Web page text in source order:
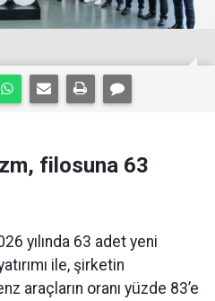
filosuna 63
yılında 63 adet yeni
ile, şirketin
araçların oranı yüzde 83’e